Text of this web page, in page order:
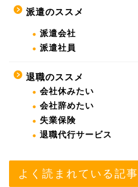
派遣のススメ
派遣会社
派遣社員
退職のススメ
会社休みたい
会社辞めたい
失業保険
退職代行サービス
よく読まれている記事